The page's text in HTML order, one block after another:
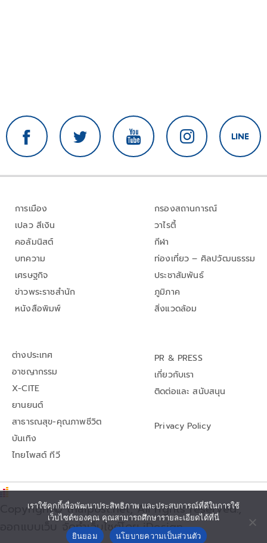
การเมือง
เปลว สีเงิน
คอลัมนิสต์
บทความ
เศรษฐกิจ
ข่าวพระราชสำนัก
หนังสือพิมพ์
กรองสถานการณ์
วาไรตี้
กีฬา
ท่องเที่ยว – ศิลปวัฒนธรรม
ประชาสัมพันธ์
ภูมิภาค
สิ่งแวดล้อม
ต่างประเทศ
อาชญากรรม
X-CITE
ยานยนต์
สาธารณสุข-คุณภาพชีวิต
บันเทิง
ไทยโพสต์ ทีวี
PR & PRESS
เกี่ยวกับเรา
ติดต่อและ สนับสนุน
Privacy Policy
Copyright© thaipost.net, All rights reserved.,
ออกแบบเว็บ จัดทำเว็บไซต์โดย iDesign
เราใช้คุกกี้เพื่อพัฒนาประสิทธิภาพ และประสบการณ์ที่ดีในการใช้
เว็บไซต์ของคุณ คุณสามารถศึกษารายละเอียดได้ที่นี่
ยินยอม
นโยบายความเป็นส่วนตัว